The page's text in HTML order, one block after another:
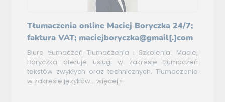
Tłumaczenia online Maciej Boryczka 24/7;
faktura VAT; maciejboryczka@gmail[.]com
Biuro tłumaczeń Tłumaczenia i Szkolenia. Maciej
Boryczka oferuje usługi w zakresie tłumaczeń
tekstów zwykłych oraz technicznych. Tłumaczenia
w zakresie języków... więcej »